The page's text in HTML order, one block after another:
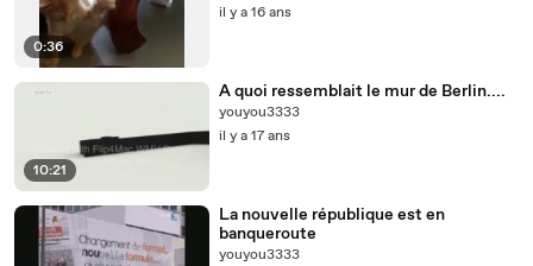
0:36
il y a 16 ans
10:21
A quoi ressemblait le mur de Berlin....
youyou3333
il y a 17 ans
La nouvelle république est en
banqueroute
youyou3333